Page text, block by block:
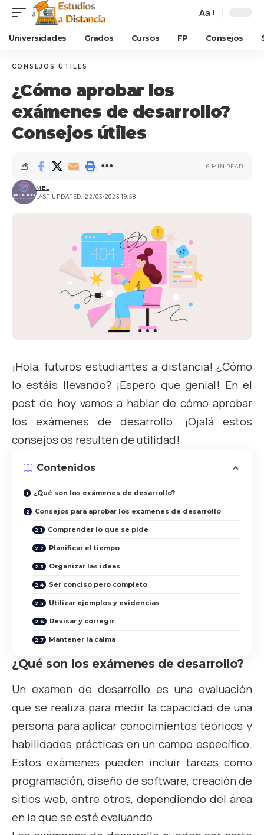
Aa
Universidades Grados Cursos FP Consejos
CONSEJOS ÚTILES
¿Cómo aprobar los
exámenes de desarrollo?
Consejos útiles
LAST UPDATED: 22/03/2023 19:58
MEL
6 MIN READ
¡Hola, futuros estudiantes a distancia! ¿Cómo
lo estáis llevando? ¡Espero que genial! En el
post de hoy vamos a hablar de cómo aprobar
los exámenes de desarrollo. ¡Ojalá estos
consejos os resulten de utilidad!
Contenidos
¿Qué son los exámenes de desarrollo?
Consejos para aprobar los exámenes de desarrollo
Comprender lo que se pide
Planificar el tiempo
Organizar las ideas
Ser conciso pero completo
Utilizar ejemplos y evidencias
Revisar y corregir
Mantener la calma
¿Qué son los exámenes de desarrollo?
Un examen de desarrollo es una evaluación
que se realiza para medir la capacidad de una
persona para aplicar conocimientos teóricos y
habilidades prácticas en un campo específico.
Estos exámenes pueden incluir tareas como
programación, diseño de software, creación de
sitios web, entre otros, dependiendo del área
en la que se esté evaluando.